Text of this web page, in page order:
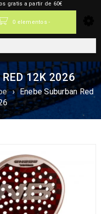
gratis a partir de 60€
0 elementos -
RED 12K 2026
› Enebe Suburban Red